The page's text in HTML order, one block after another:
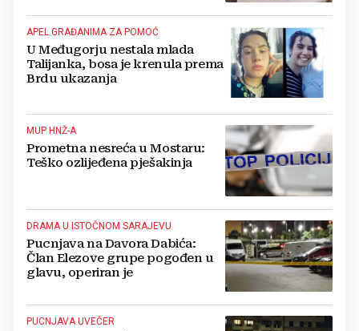
APEL GRAĐANIMA ZA POMOĆ
U Međugorju nestala mlada
Talijanka, bosa je krenula prema
Brdu ukazanja
MUP HNŽ-A
Prometna nesreća u Mostaru:
Teško ozlijeđena pješakinja
DRAMA U ISTOČNOM SARAJEVU
Pucnjava na Davora Dabića:
Član Elezove grupe pogođen u
glavu, operiran je
PUCNJAVA UVEČER